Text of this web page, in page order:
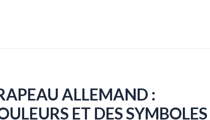
ALLEMAND :
ET DES SYMBOLES